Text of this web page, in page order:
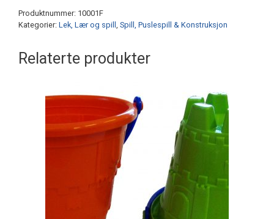
Produktnummer: 10001F
Kategorier: Lek, Lær og spill Spill, Puslespill & Konstruksjon
Relaterte produkter